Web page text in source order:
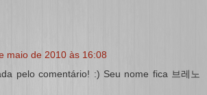
maio de 2010 às 16:08
pelo comentário! :) Seu nome fica 브레노